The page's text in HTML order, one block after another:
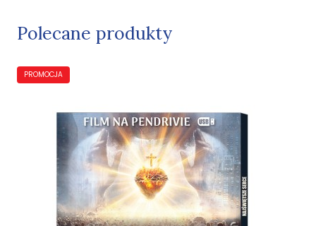
Polecane produkty
PROMOCJA